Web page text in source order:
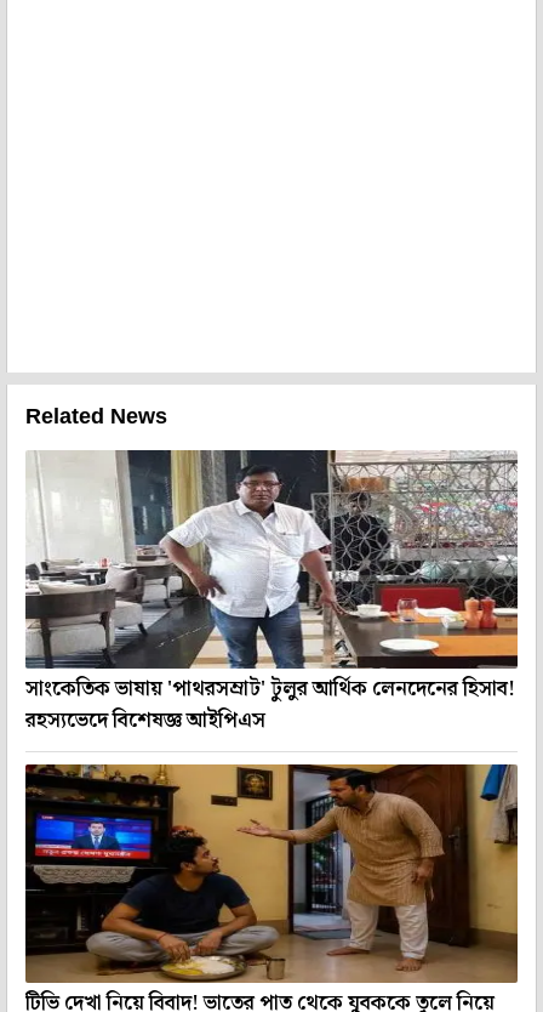
Related News
সাংকেতিক ভাষায় 'পাথরসম্রাট' টুলুর আর্থিক লেনদেনের হিসাব!
রহস্যভেদে বিশেষজ্ঞ আইপিএস
টিভি দেখা নিয়ে বিবাদ! ভাতের পাত থেকে যুবককে তুলে নিয়ে